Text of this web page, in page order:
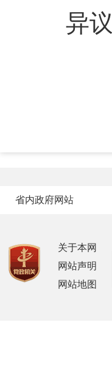
异
省内政府网站
关于本网
网站声明
网站地图